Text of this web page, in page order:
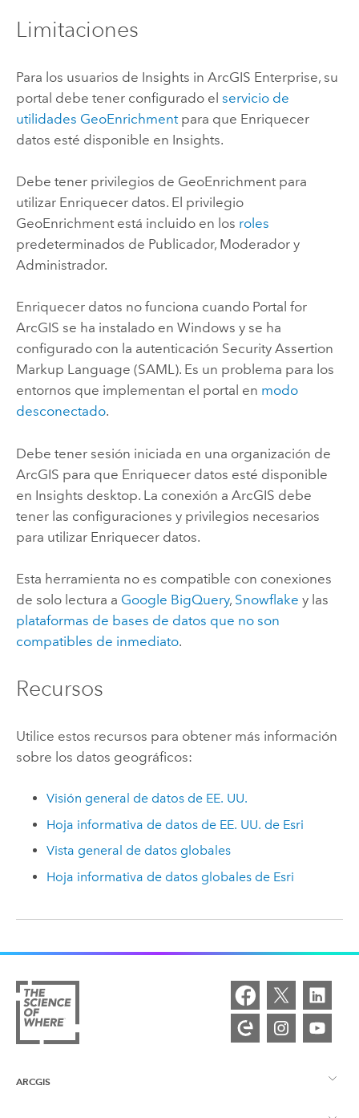
Limitaciones
Para los usuarios de Insights in ArcGIS Enterprise, su
portal debe tener configurado el servicio de
utilidades GeoEnrichmentpara que Enriquecer
datos esté disponible en Insights.
Debe tener privilegios de GeoEnrichmentpara
utilizar Enriquecer datos. El privilegio
GeoEnrichmentestá incluido en los roles
predeterminados de Publicador, Moderador y
Administrador.
Enriquecer datos no funciona cuando Portal for
ArcGIS se ha instalado en Windows y se ha
configurado con la autenticación Security Assertion
Markup Language (SAML). Es un problema para los
entornos que implementan el portal en modo
desconectado.
Debe tener sesión iniciada en una organización de
ArcGIS para que Enriquecer datos esté disponible
en Insights desktop. La conexión a ArcGIS debe
tener las configuraciones y privilegios necesarios
para utilizar Enriquecer datos.
Esta herramienta no es compatible con conexiones
de solo lectura a Google BigQuery, Snowflake y las
plataformas de bases de datos que no son
compatibles de inmediato.
Recursos
Utilice estos recursos para obtener más información
sobre los datos geográficos:
Visión general de datos de EE. UU.
Hoja informativa de datos de EE. UU. de Esri
Vista general de datos globales
Hoja informativa de datos globales de Esri
ARCGIS